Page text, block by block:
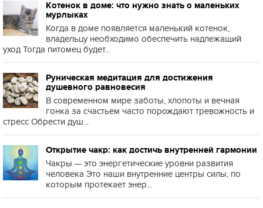
Котенок в доме: что нужно знать о маленьких
мурлыках
Когда в доме появляется маленький котенок,
владельцу необходимо обеспечить надлежащий
уход Тогда питомец будет...
Руническая медитация для достижения
душевного равновесия
В современном мире заботы, хлопоты и вечная
гонка за счастьем часто порождают тревожность и
стресс Обрести душ...
Открытие чакр: как достичь внутренней гармонии
Чакры — это энергетические уровни развития
человека Это наши внутренние центры силы, по
которым протекает энер...